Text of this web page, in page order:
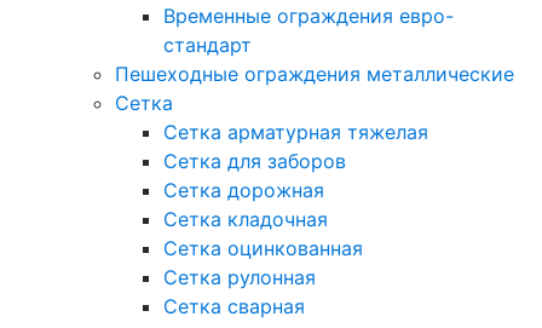
Временные ограждения евро-
стандарт
Пешеходные ограждения металлические
Сетка
Сетка арматурная тяжелая
Сетка для заборов
Сетка дорожная
Сетка кладочная
Сетка оцинкованная
Сетка рулонная
Сетка сварная